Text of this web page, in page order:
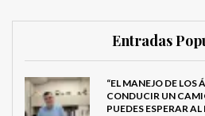
Entradas
“EL MANEJO DE LOS
CONDUCIR UN
PUEDES ESPERAR